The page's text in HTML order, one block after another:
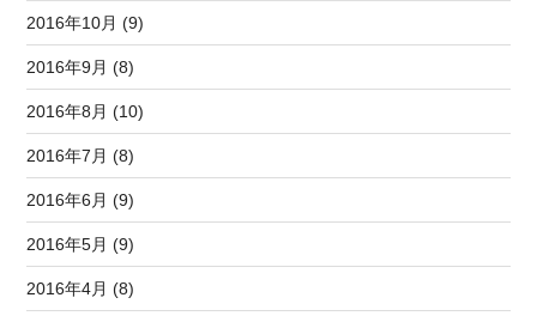
2016年10月 (9)
2016年9月 (8)
2016年8月 (10)
2016年7月 (8)
2016年6月 (9)
2016年5月 (9)
2016年4月 (8)